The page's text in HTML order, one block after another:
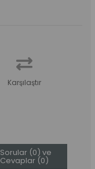
Karşılaştır
Sorular (0) ve
Cevaplar (0)